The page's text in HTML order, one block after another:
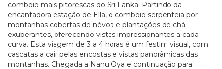
comboio mais pitorescas do Sri Lanka. Partindo da
encantadora estação de Ella, o comboio serpenteia por
montanhas cobertas de névoa e plantações de chá
exuberantes, oferecendo vistas impressionantes a cada
curva. Esta viagem de 3 a 4 horas é um festim visual, com
cascatas a cair pelas encostas e vistas panorâmicas das
montanhas. Chegada a Nanu Oya e continuação para